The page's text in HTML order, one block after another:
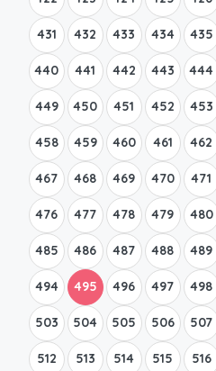
431 432 433 434 435
440 441 442 443 444
449 450 451 452 453
458 459 460 461 462
467 468 469 470 471
476 477 478 479 480
485 486 487 488 489
494 495 496 497 498
503 504 505 506 507
512 513 514 515 516